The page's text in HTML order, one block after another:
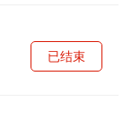
已结束